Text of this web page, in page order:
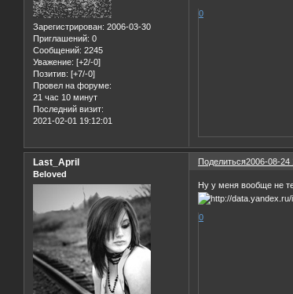
Зарегистрирован: 2006-03-30
Приглашений: 0
Сообщений: 2245
Уважение: [+2/-0]
Позитив: [+7/-0]
Провел на форуме:
21 час 10 минут
Последний визит:
2021-02-01 19:12:01
0
Поделиться2006-08-24
Last_April
Beloved
Ну у меня вообще не
0